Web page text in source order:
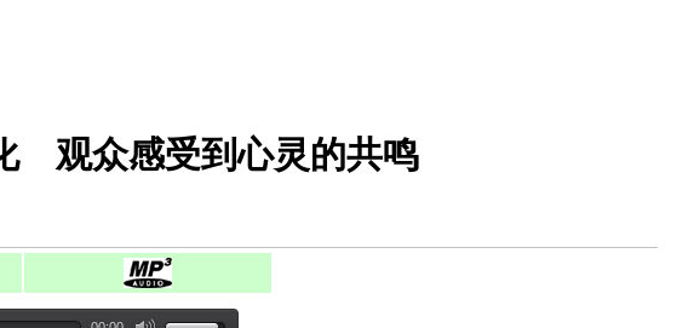
观众感受到心灵的共鸣